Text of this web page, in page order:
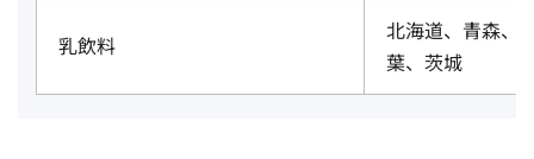
乳飲料
北海道、青森、
葉、茨城